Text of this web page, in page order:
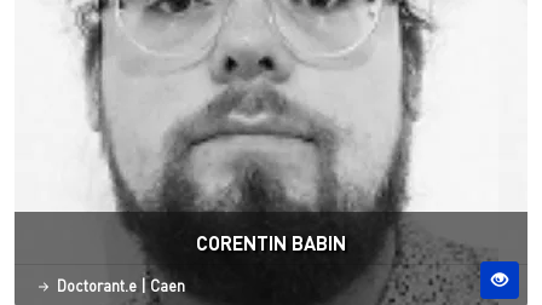
CORENTIN BABIN
Statut
Doctorant.e |Site ESO
Caen